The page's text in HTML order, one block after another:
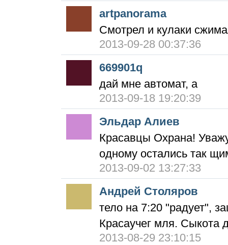
artpanorama
Смотрел и кулаки
2013-09-28 00:37:36
669901q
дай мне автомат, а
2013-09-18 19:20:39
Эльдар Алиев
Красавцы Охрана!
одному остались так
2013-09-02 13:27:33
Андрей Столяров
тело на 7:20 "радует",
Красаучег мля. Сыкота
2013-08-29 23:10:15